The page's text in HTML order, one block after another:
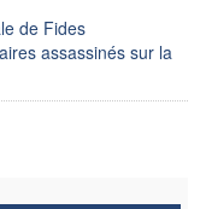
de Fides
assassinés sur la